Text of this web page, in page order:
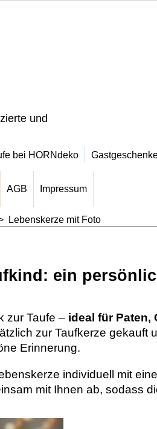
und
bei HORNdeko
AGB Impressum
Lebenskerze mit Foto
ein
zur Taufe – ideal für Paten,
zur Taufkerze gekauft
Erinnerung.
individuell mit
mit Ihnen ab, sodass